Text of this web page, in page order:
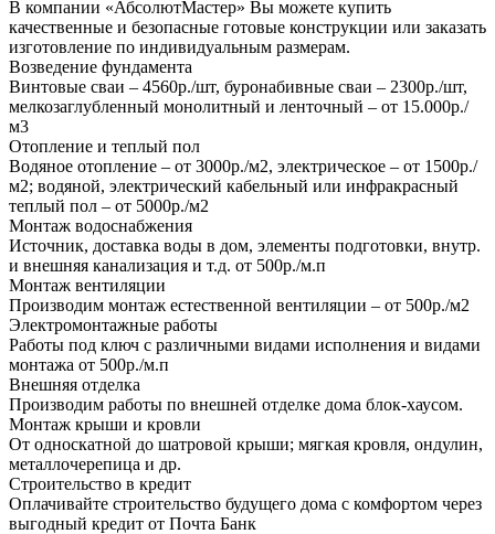
В компании «АбсолютМастер» Вы можете купить
качественные и безопасные готовые конструкции или заказать
изготовление по индивидуальным размерам.
Возведение фундамента
Винтовые сваи – 4560р./шт, буронабивные сваи – 2300р./шт,
мелкозаглубленный монолитный и ленточный – от 15.000р./
м3
Отопление и теплый пол
Водяное отопление – от 3000р./м2, электрическое – от 1500р./
м2; водяной, электрический кабельный или инфракрасный
теплый пол – от 5000р./м2
Монтаж водоснабжения
Источник, доставка воды в дом, элементы подготовки, внутр.
и внешняя канализация и т.д. от 500р./м.п
Монтаж вентиляции
Производим монтаж естественной вентиляции – от 500р./м2
Электромонтажные работы
Работы под ключ с различными видами исполнения и видами
монтажа от 500р./м.п
Внешняя отделка
Производим работы по внешней отделке дома блок-хаусом.
Монтаж крыши и кровли
От односкатной до шатровой крыши; мягкая кровля, ондулин,
металлочерепица и др.
Строительство в кредит
Оплачивайте строительство будущего дома с комфортом через
выгодный кредит от Почта Банк